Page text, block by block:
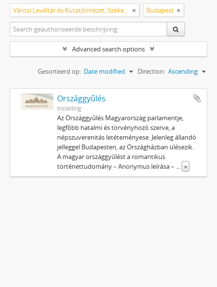
Városi Levéltár és Kutatóintézet, Székesfehérvár Budapest
Advanced search options
Gesorteerd op: Date modified Direction: Ascending
Országgyűlés
Instelling
Az Országgyűlés Magyarország parlamentje,
legfőbb hatalmi és törvényhozó szerve, a
népszuverenitás letéteményese. Jelenleg állandó
jelleggel Budapesten, az Országházban ülésezik.
A magyar országgyűlést a romantikus
történettudomány – Anonymus leírása – ... »